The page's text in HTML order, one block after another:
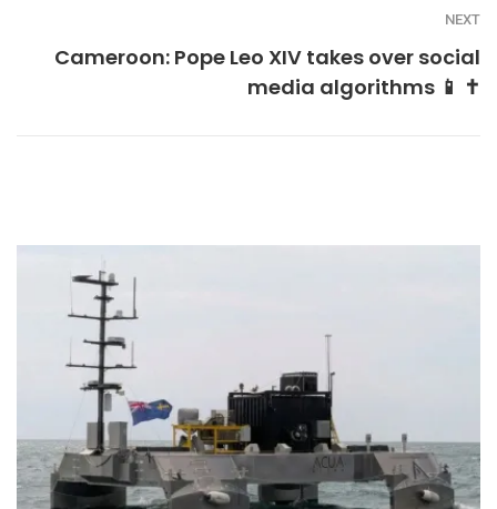
NEXT
Cameroon: Pope Leo XIV takes over social
media algorithms 📱 ✝️